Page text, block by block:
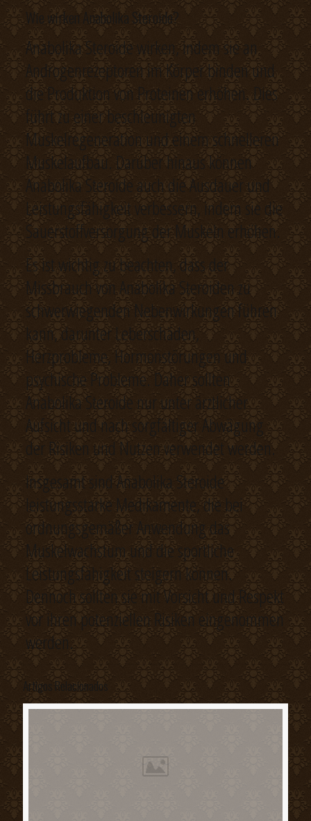
Wie wirken Anabolika Steroide?
Anabolika Steroide wirken, indem sie an
Androgenrezeptoren im Körper binden und
die Produktion von Proteinen erhöhen. Dies
führt zu einer beschleunigten
Muskelregeneration und einem schnelleren
Muskelaufbau. Darüber hinaus können
Anabolika Steroide auch die Ausdauer und
Leistungsfähigkeit verbessern, indem sie die
Sauerstoffversorgung der Muskeln erhöhen.
Es ist wichtig zu beachten, dass der
Missbrauch von Anabolika Steroiden zu
schwerwiegenden Nebenwirkungen führen
kann, darunter Leberschäden,
Herzprobleme, Hormonstörungen und
psychische Probleme. Daher sollten
Anabolika Steroide nur unter ärztlicher
Aufsicht und nach sorgfältiger Abwägung
der Risiken und Nutzen verwendet werden.
Insgesamt sind Anabolika Steroide
leistungsstarke Medikamente, die bei
ordnungsgemäßer Anwendung das
Muskelwachstum und die sportliche
Leistungsfähigkeit steigern können.
Dennoch sollten sie mit Vorsicht und Respekt
vor ihren potenziellen Risiken eingenommen
werden.
Artigos Relacionados